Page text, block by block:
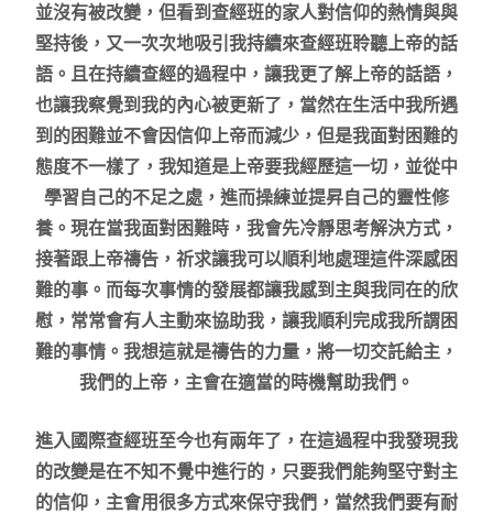
並沒有被改變，但看到查經班的家人對信仰的熱情與與
堅持後，又一次次地吸引我持續來查經班聆聽上帝的話
語。且在持續查經的過程中，讓我更了解上帝的話語，
也讓我察覺到我的內心被更新了，當然在生活中我所遇
到的困難並不會因信仰上帝而減少，但是我面對困難的
態度不一樣了，我知道是上帝要我經歷這一切，並從中
學習自己的不足之處，進而操練並提昇自己的靈性修
養。現在當我面對困難時，我會先冷靜思考解決方式，
接著跟上帝禱告，祈求讓我可以順利地處理這件深感困
難的事。而每次事情的發展都讓我感到主與我同在的欣
慰，常常會有人主動來協助我，讓我順利完成我所謂困
難的事情。我想這就是禱告的力量，將一切交託給主，
我們的上帝，主會在適當的時機幫助我們。
進入國際查經班至今也有兩年了，在這過程中我發現我
的改變是在不知不覺中進行的，只要我們能夠堅守對主
的信仰，主會用很多方式來保守我們，當然我們要有耐